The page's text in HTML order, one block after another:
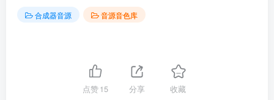
合成器音源 音源音色库
点赞15 分享 收藏